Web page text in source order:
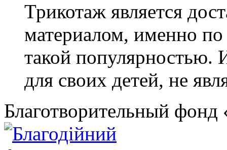
Трикотаж является
материалом, именно по
такой
для своих детей, не
Благотворительный